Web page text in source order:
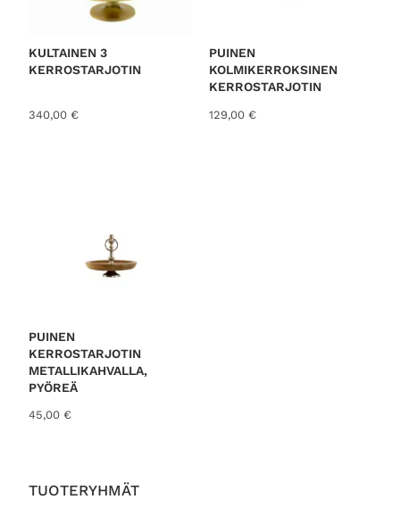
TUOTERYHMÄT
l
e
KULTAINEN 3
KERROSTARJOTIN
340,00 €
PUINEN
KOLMIKERROKSINEN
KERROSTARJOTIN
129,00 €
PUINEN
KERROSTARJOTIN
METALLIKAHVALLA,
PYÖREÄ
45,00 €